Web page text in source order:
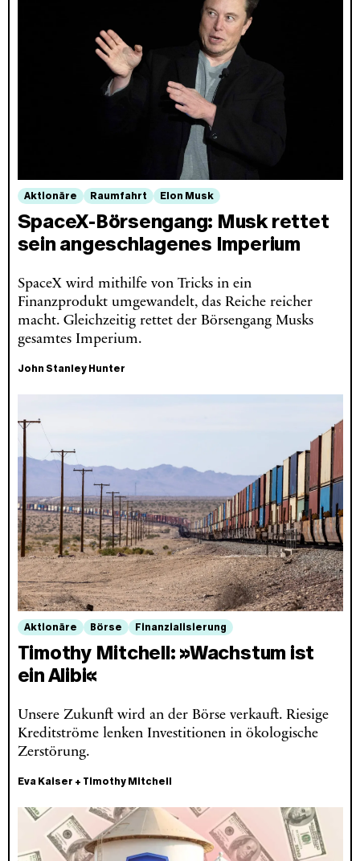
Aktionäre Raumfahrt Elon Musk
SpaceX‑Börsengang: Musk rettet
sein angeschlagenes Imperium
SpaceX wird mithilfe von Tricks in ein
Finanzprodukt umgewandelt, das Reiche reicher
macht. Gleichzeitig rettet der Börsengang Musks
gesamtes Imperium.
John Stanley Hunter
Aktionäre Börse Finanzialisierung
Timothy Mitchell: »Wachstum ist
ein Alibi«
Unsere Zukunft wird an der Börse verkauft. Riesige
Kreditströme lenken Investitionen in ökologische
Zerstörung.
Eva Kaiser + Timothy Mitchell